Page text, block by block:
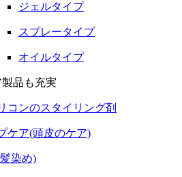
ジェルタイプ
スプレータイプ
オイルタイプ
品も充実
コンのスタイリング剤
ケア(頭皮のケア)
染め)